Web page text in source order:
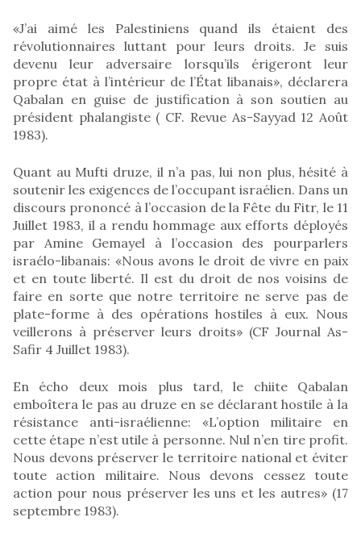
«J’ai aimé les Palestiniens quand ils étaient des
révolutionnaires luttant pour leurs droits. Je suis
devenu leur adversaire lorsqu’ils érigeront leur
propre état à l’intérieur de l’État libanais», déclarera
Qabalan en guise de justification à son soutien au
président phalangiste ( CF. Revue As-Sayyad 12 Août
1983).
Quant au Mufti druze, il n’a pas, lui non plus, hésité à
soutenir les exigences de l’occupant israélien. Dans un
discours prononcé à l’occasion de la Fête du Fitr, le 11
Juillet 1983, il a rendu hommage aux efforts déployés
par Amine Gemayel à l’occasion des pourparlers
israélo-libanais: «Nous avons le droit de vivre en paix
et en toute liberté. Il est du droit de nos voisins de
faire en sorte que notre territoire ne serve pas de
plate-forme à des opérations hostiles à eux. Nous
veillerons à préserver leurs droits» (CF Journal As-
Safir 4 Juillet 1983).
En écho deux mois plus tard, le chiite Qabalan
emboîtera le pas au druze en se déclarant hostile à la
résistance anti-israélienne: «L’option militaire en
cette étape n’est utile à personne. Nul n’en tire profit.
Nous devons préserver le territoire national et éviter
toute action militaire. Nous devons cessez toute
action pour nous préserver les uns et les autres» (17
septembre 1983).